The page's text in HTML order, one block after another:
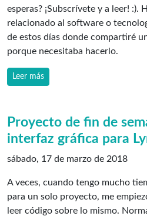
esperas? ¡Subscrívete y a leer! :).
relacionado al software o
de estos días donde compartiré
porque necesitaba hacerlo.
Leer más
Proyecto de fin de
interfaz gráfica para
sábado, 17 de marzo de 2018
A veces, cuando tengo mucho
para un solo proyecto, me
leer código sobre lo mismo.